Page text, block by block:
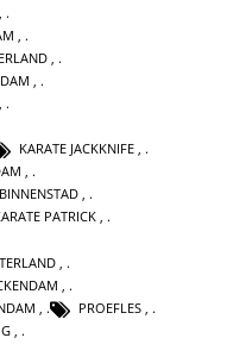
,
,
KARATE JACKKNIFE ,
,
,
PATRICK,
PROEFLES